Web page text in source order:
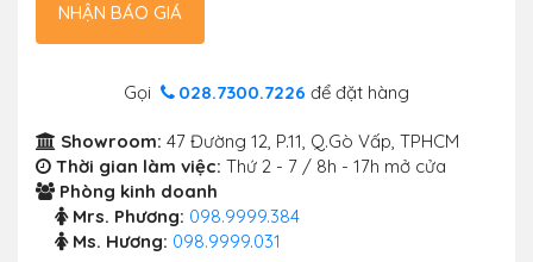
NHẬN BÁO GIÁ
Gọi 028.7300.7226 để đặt hàng
Showroom: 47 Đường 12, P.11, Q.Gò Vấp, TPHCM
Thời gian làm việc: Thứ 2 - 7 / 8h - 17h mở cửa
Phòng kinh doanh
Mrs. Phương: 098.9999.384
Ms. Hương: 098.9999.031